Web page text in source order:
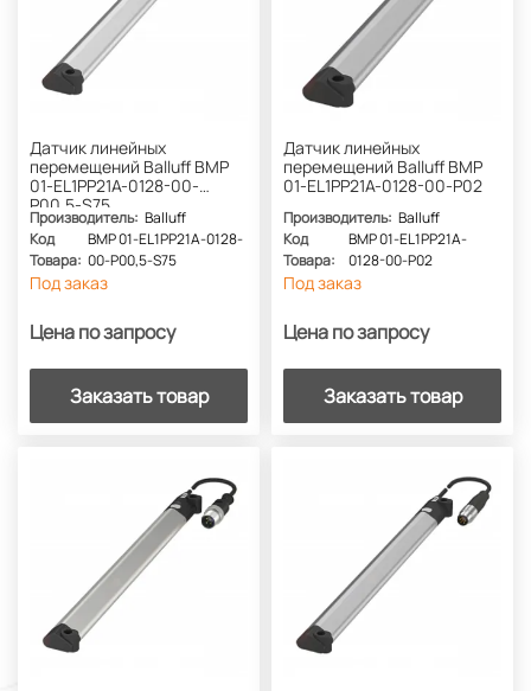
Датчик линейных
перемещений Balluff BMP
01-EL1PP21A-0128-00-
P00,5-S75
Производитель: Balluff
Код
Товара:
BMP 01-EL1PP21A-0128-
00-P00,5-S75
Под заказ
Цена по запросу
Заказать товар
Датчик линейных
перемещений Balluff BMP
01-EL1PP21A-0128-00-P02
Производитель: Balluff
Код
Товара:
BMP 01-EL1PP21A-
0128-00-P02
Под заказ
Цена по запросу
Заказать товар